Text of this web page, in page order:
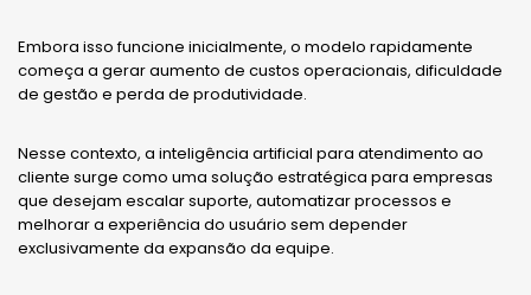
Embora isso funcione inicialmente, o modelo rapidamente
começa a gerar aumento de custos operacionais, dificuldade
de gestão e perda de produtividade.
Nesse contexto, a inteligência artificial para atendimento ao
cliente surge como uma solução estratégica para empresas
que desejam escalar suporte, automatizar processos e
melhorar a experiência do usuário sem depender
exclusivamente da expansão da equipe.